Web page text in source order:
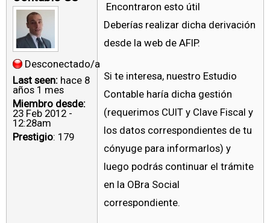
Desconectado/a
Last seen: hace 8
años 1 mes
Miembro desde:
23 Feb 2012 -
12:28am
Prestigio: 179
Encontraron esto útil
Deberías realizar dicha derivación
desde la web de AFIP.
Si te interesa, nuestro Estudio
Contable haría dicha gestión
(requerimos CUIT y Clave Fiscal y
los datos correspondientes de tu
cónyuge para informarlos) y
luego podrás continuar el trámite
en la OBra Social
correspondiente.